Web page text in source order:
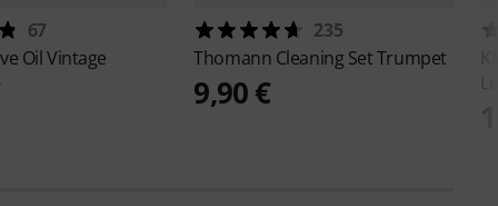
67
Oil Vintage
235
Thomann Cleaning Set Trumpet
9,90 €